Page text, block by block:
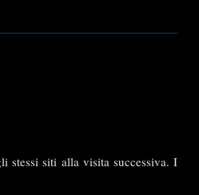
stessi siti alla visita successiva. I